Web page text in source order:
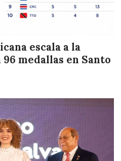
escala a la
medallas en Santo